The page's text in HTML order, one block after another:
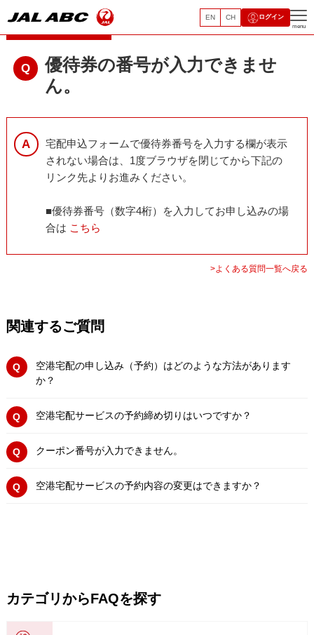
EN CH ログイン
menu
空港宅配サービス
優待券の番号が入力できませ
ん。
宅配申込フォームで優待券番号を入力する欄が表示
されない場合は、1度ブラウザを閉じてから下記の
リンク先よりお進みください。
■優待券番号（数字4桁）を入力してお申し込みの場
合は こちら
>よくある質問一覧へ戻る
関連するご質問
空港宅配の申し込み（予約）はどのような方法があります
か？
空港宅配サービスの予約締め切りはいつですか？
クーポン番号が入力できません。
空港宅配サービスの予約内容の変更はできますか？
カテゴリからFAQを探す